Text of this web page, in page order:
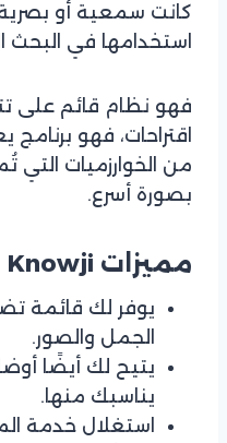
كانت سمعية أو
استخدامها في البحث
فهو نظام قائم على
اقتراحات، فهو
من الخوارزميات التي
بصورة أسرع.
مميزات Knowji
يوفر لك قائمة
الجمل والصور.
يتيح لك أيضًا
يناسبك منها.
استغلال خدمة